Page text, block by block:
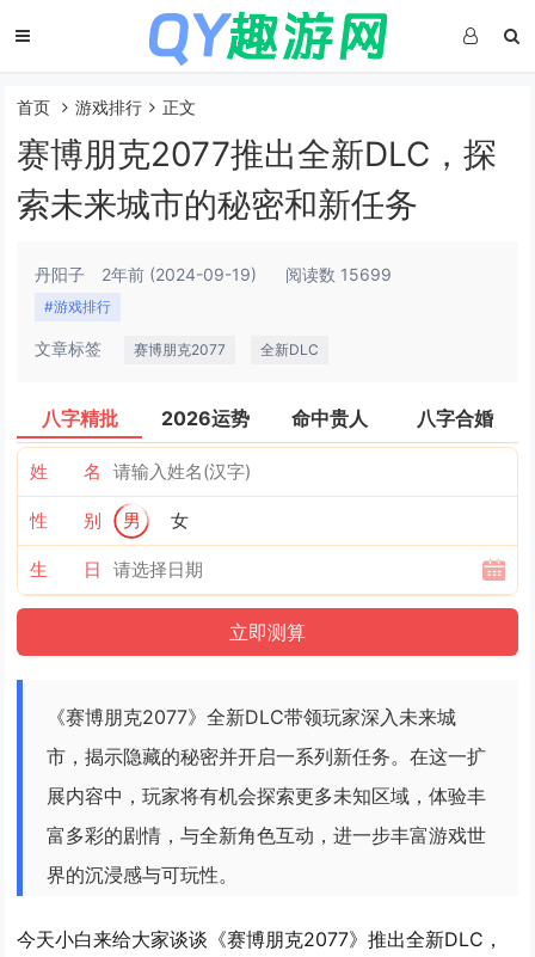
首页 游戏排行 正文
赛博朋克2077推出全新DLC，探
索未来城市的秘密和新任务
丹阳子 2年前 (2024-09-19) 阅读数 15699
#游戏排行
文章标签 赛博朋克2077 全新DLC
八字精批 2026运势 命中贵人 八字合婚
姓 名
性 别 男 女
生 日
《赛博朋克2077》全新DLC带领玩家深入未来城
市，揭示隐藏的秘密并开启一系列新任务。在这一扩
展内容中，玩家将有机会探索更多未知区域，体验丰
富多彩的剧情，与全新角色互动，进一步丰富游戏世
界的沉浸感与可玩性。
今天小白来给大家谈谈《赛博朋克2077》推出全新DLC，